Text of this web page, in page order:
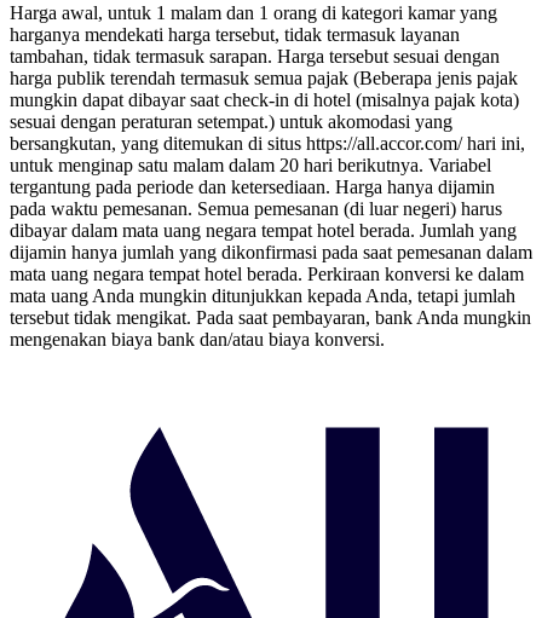
Harga awal, untuk 1 malam dan 1 orang di kategori kamar yang
harganya mendekati harga tersebut, tidak termasuk layanan
tambahan, tidak termasuk sarapan. Harga tersebut sesuai dengan
harga publik terendah termasuk semua pajak (Beberapa jenis pajak
mungkin dapat dibayar saat check-in di hotel (misalnya pajak kota)
sesuai dengan peraturan setempat.) untuk akomodasi yang
bersangkutan, yang ditemukan di situs https://all.accor.com/ hari ini,
untuk menginap satu malam dalam 20 hari berikutnya. Variabel
tergantung pada periode dan ketersediaan. Harga hanya dijamin
pada waktu pemesanan. Semua pemesanan (di luar negeri) harus
dibayar dalam mata uang negara tempat hotel berada. Jumlah yang
dijamin hanya jumlah yang dikonfirmasi pada saat pemesanan dalam
mata uang negara tempat hotel berada. Perkiraan konversi ke dalam
mata uang Anda mungkin ditunjukkan kepada Anda, tetapi jumlah
tersebut tidak mengikat. Pada saat pembayaran, bank Anda mungkin
mengenakan biaya bank dan/atau biaya konversi.